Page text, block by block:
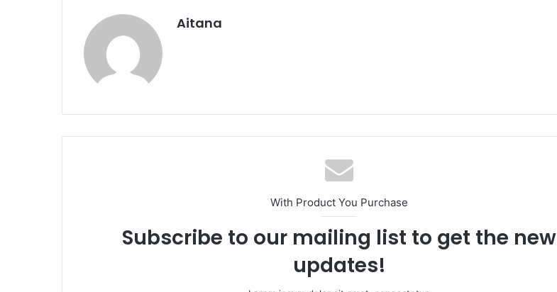
Aitana
With Product You Purchase
Subscribe to our mailing list to get the new
updates!